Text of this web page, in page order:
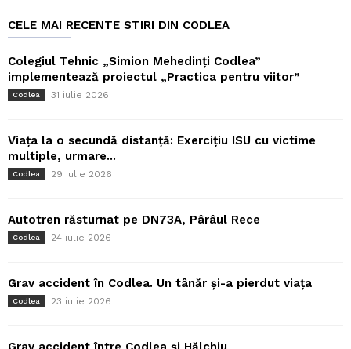
CELE MAI RECENTE STIRI DIN CODLEA
Colegiul Tehnic „Simion Mehedinți Codlea”
implementează proiectul „Practica pentru viitor”
Codlea 31 iulie 2026
Viața la o secundă distanță: Exercițiu ISU cu victime
multiple, urmare...
Codlea 29 iulie 2026
Autotren răsturnat pe DN73A, Pârâul Rece
Codlea 24 iulie 2026
Grav accident în Codlea. Un tânăr și-a pierdut viața
Codlea 23 iulie 2026